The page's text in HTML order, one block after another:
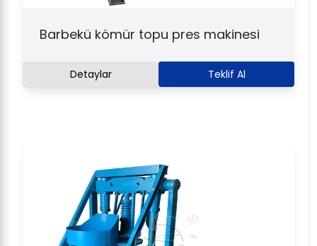
Barbekü kömür topu pres makinesi
Detaylar Teklif Al